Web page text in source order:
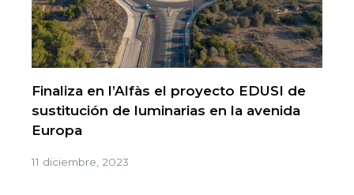
Finaliza en l’Alfàs el proyecto EDUSI de
sustitución de luminarias en la avenida
Europa
11 diciembre, 2023